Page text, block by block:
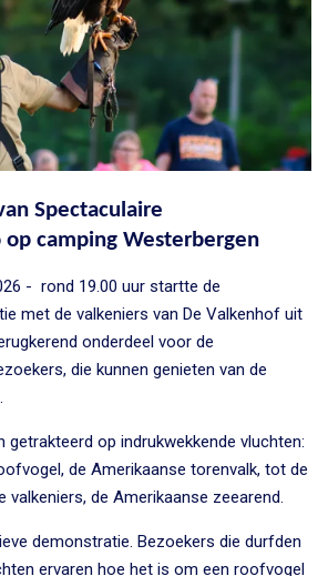
Spectaculaire
op camping Westerbergen
- rond 19.00 uur startte de
met de valkeniers van De Valkenhof uit
onderdeel voor de
die kunnen genieten van de
getrakteerd op indrukwekkende vluchten:
de Amerikaanse torenvalk, tot de
valkeniers, de Amerikaanse zeearend.
demonstratie. Bezoekers die durfden
ervaren hoe het is om een roofvogel